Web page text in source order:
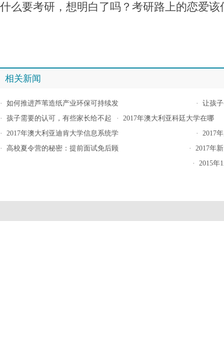
什么要考研，想明白了吗？考研路上的恋爱该
相关新闻
· 如何推进芦苇造纸产业环保可持续发 · 让孩
· 孩子需要的认可，有些家长给不起 · 2017年澳大利亚科廷大学在哪
· 2017
· 2017年澳大利亚迪肯大学信息系统学
· 2017年
· 高校夏令营的秘密：提前面试免后顾
· 2015年